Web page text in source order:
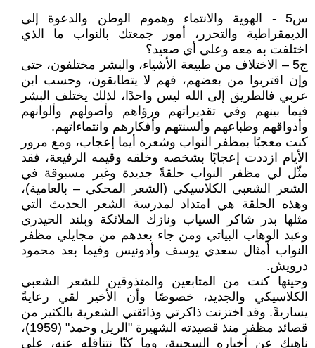
س5 - الهوية والانتماء وهموم الوطن والدعوة إلى
الديمقراطية والتحرر، أمور جمعتك بالنواب ما الذي
اختلفت به معه وعلى أي صعيد؟
ج5 – الاختلاف من طبيعة الأشياء، والبشر مختلفون، حتى
وإن اقتربوا من بعضهم، فهم لا يتطابقون، وحسب ابن
عربي فالطريق إلى الله ليس واحدًا، لذلك يختلف البشر
فيما بينهم وفي تقديراتهم ورؤاهم وأصولهم وألوانهم
وأذواقهم وطباعهم وألسنتهم وأفكارهم وانتماءاتهم.
كنت معجبًا بمظفر النواب وشعره أيما إعجاب، ومع مرور
الأيام ازددت إعجابًا بشخصه وخلقه وقيمه الرفيعة، فقد
مثّل لي مظفر النواب حلقةً جديدة وغير مسبوقة في
الشعر الشعبي الكلاسيكي (الشعر المحكي – بالعامية)،
وهذه الحلقة هي امتداد لمدرسة الشعر الحديث التي
مثلها بدر شاكر السياب ونازك الملائكة وبلند الحيدري
وعبد الوهاب البياتي ومن جاء بعدهم من مجايلي مظفر
النواب أمثال سعدي يوسف وأدونيس وفيما بعد محمود
درويش.
وحينها كنت من المتابعين والمتذوقين للشعر الشعبي
الكلاسيكي والجديد، خصوصًا وأن الأخير لقي رعايةً
يساريةً. وقد اختزنت ذاكرتي وذائقتي الشعرية بالكثير من
قصائد مظفر منذ قصيدته الشهيرة "الريل وحمد" (1959)،
ناهيك عن أخباره السجنية، وما كنّا نتناقله عنه، على